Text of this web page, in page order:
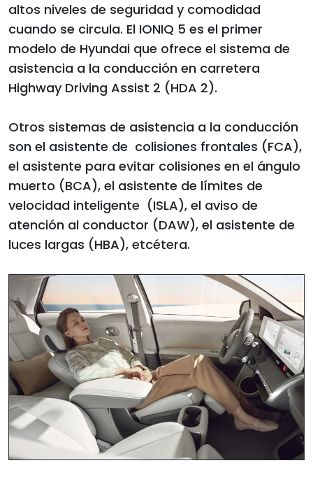
altos niveles de seguridad y comodidad
cuando se circula. El IONIQ 5 es el primer
modelo de Hyundai que ofrece el sistema de
asistencia a la conducción en carretera
Highway Driving Assist 2 (HDA 2).
Otros sistemas de asistencia a la conducción
son el asistente de colisiones frontales (FCA),
el asistente para evitar colisiones en el ángulo
muerto (BCA), el asistente de límites de
velocidad inteligente (ISLA), el aviso de
atención al conductor (DAW), el asistente de
luces largas (HBA), etcétera.